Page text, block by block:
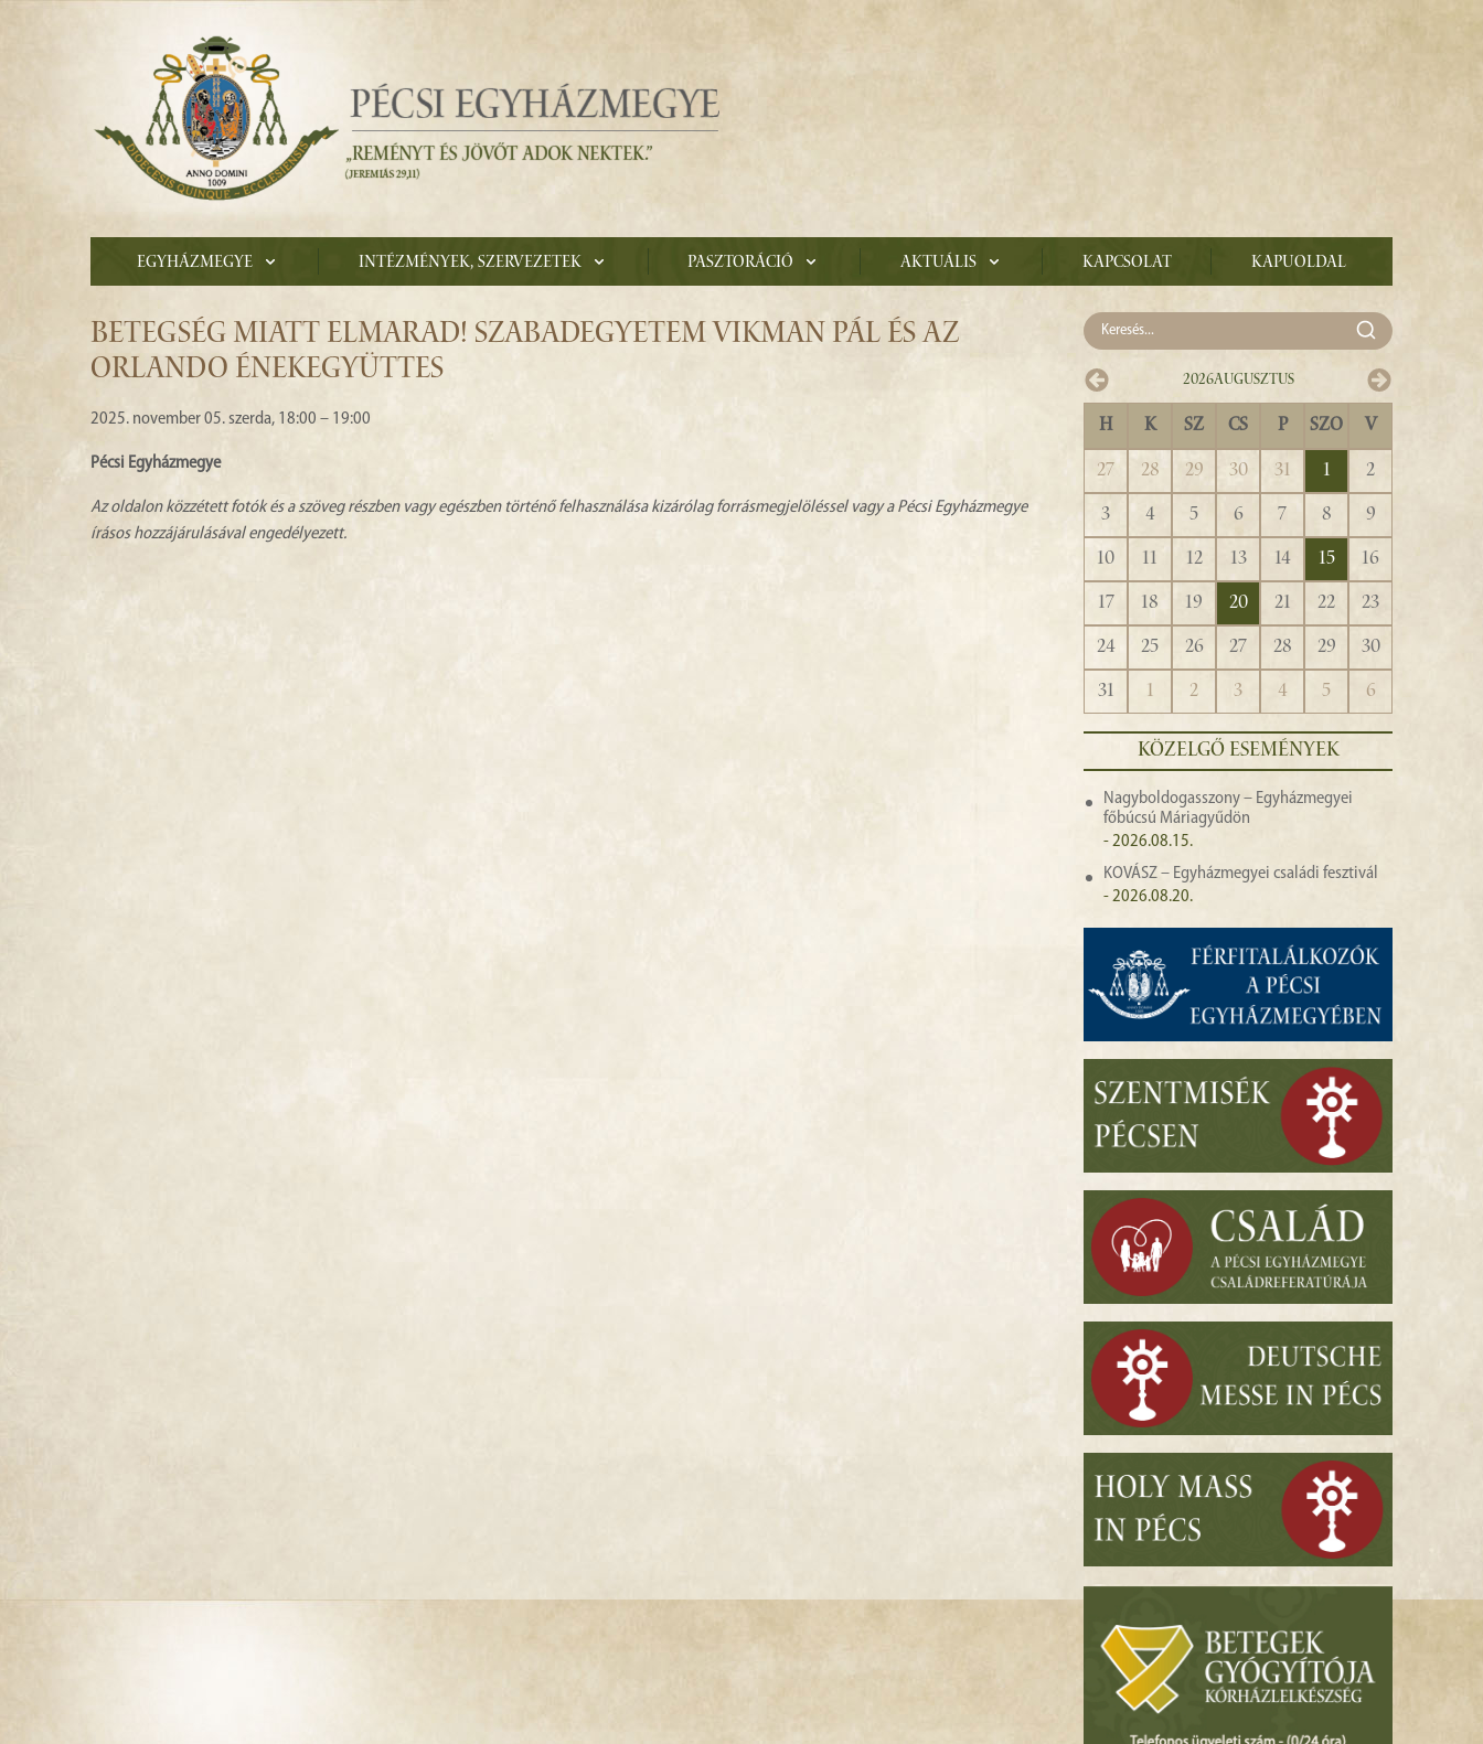
Egyházmegye Intézmények, szervezetek Pasztoráció Aktuális Kapcsolat Kapuoldal
BETEGSÉG MIATT ELMARAD! SZABADEGYETEM VIKMAN PÁL ÉS AZ
ORLANDO ÉNEKEGYÜTTES
2025. november 05. szerda, 18:00 – 19:00
Pécsi Egyházmegye
Az oldalon közzétett fotók és a szöveg részben vagy egészben történő felhasználása kizárólag forrásmegjelöléssel vagy a Pécsi Egyházmegye
írásos hozzájárulásával engedélyezett.
2026Augusztus
H K SZ CS P SZO V
27 28 29 30 31 1
2
3
4 5 6 7 8
9
10
11 12 13 14 15
16
17
18 19 20 21 22
23
24
25 26 27 28 29
30
31
1 2 3 4 5 6
KÖZELGŐ ESEMÉNYEK
Nagyboldogasszony – Egyházmegyei
főbúcsú Máriagyűdön
- 2026.08.15.
KOVÁSZ – Egyházmegyei családi fesztivál
- 2026.08.20.